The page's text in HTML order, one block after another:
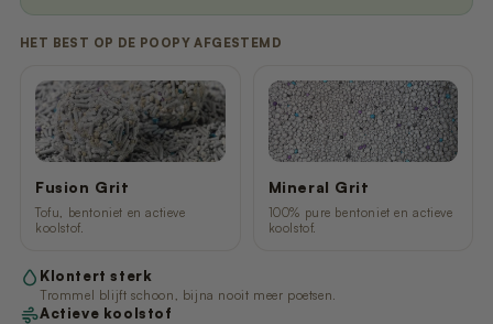
HET BEST OP DE POOPY AFGESTEMD
Fusion Grit
Tofu, bentoniet en actieve
koolstof.
Mineral Grit
100% pure bentoniet en actieve
koolstof.
Klontert sterk
Trommel blijft schoon, bijna nooit meer poetsen.
Actieve koolstof